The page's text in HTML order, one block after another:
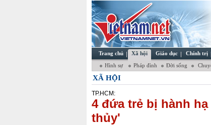
Trang chủ Xã hội Giáo dục Chính trị
Hình sự Pháp đình Đời sống
XÃ HỘI
TP.HCM:
4 đứa trẻ bị hành
thủy'